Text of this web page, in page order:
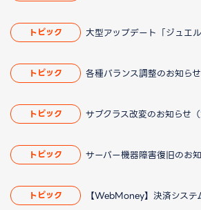
トピック
トピック 各種バランス調整のお知らせ
トピック
トピック
トピック